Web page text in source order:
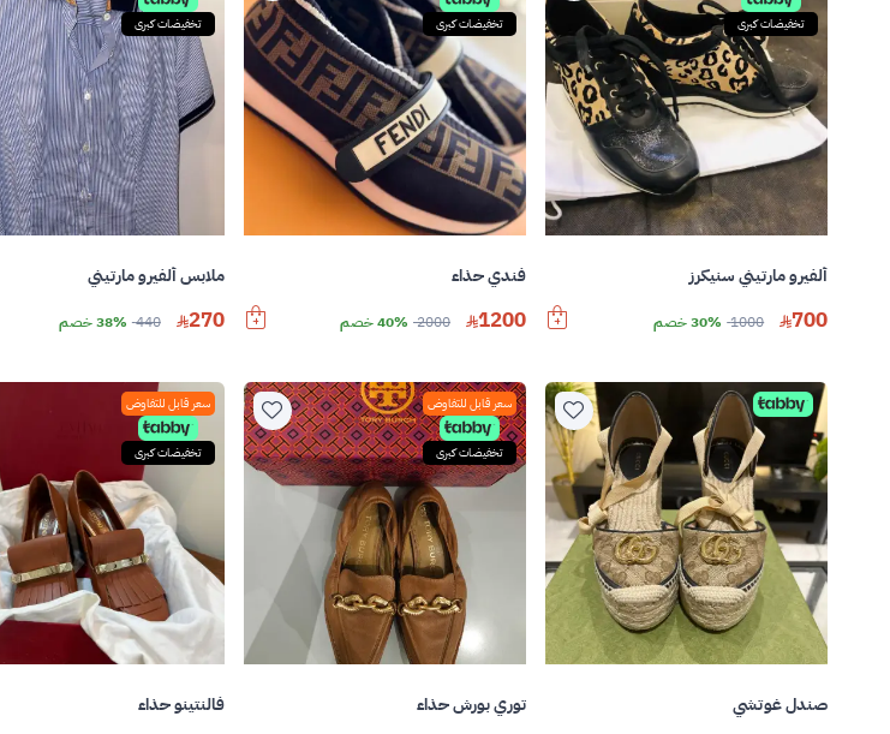
تخفيضات كبرى
ألفيرو مارتيني سنيكرز
700
1000 30% خصم
تخفيضات كبرى
فندي حذاء
1200
2000 40% خصم
تخفيضات كبرى
ملابس ألفيرو مارتيني
270
440 38% خصم
صندل غوتشي
سعر قابل للتفاوض
تخفيضات كبرى
توري بورش حذاء
سعر قابل للتفاوض
تخفيضات كبرى
فالنتينو حذاء